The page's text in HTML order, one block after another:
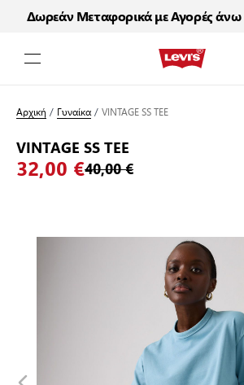
Δωρεάν Μεταφορικά με Αγορές άνω
Αρχική / Γυναίκα/VINTAGE SS TEE
VINTAGE SS TEE
32,00 €40,00 €